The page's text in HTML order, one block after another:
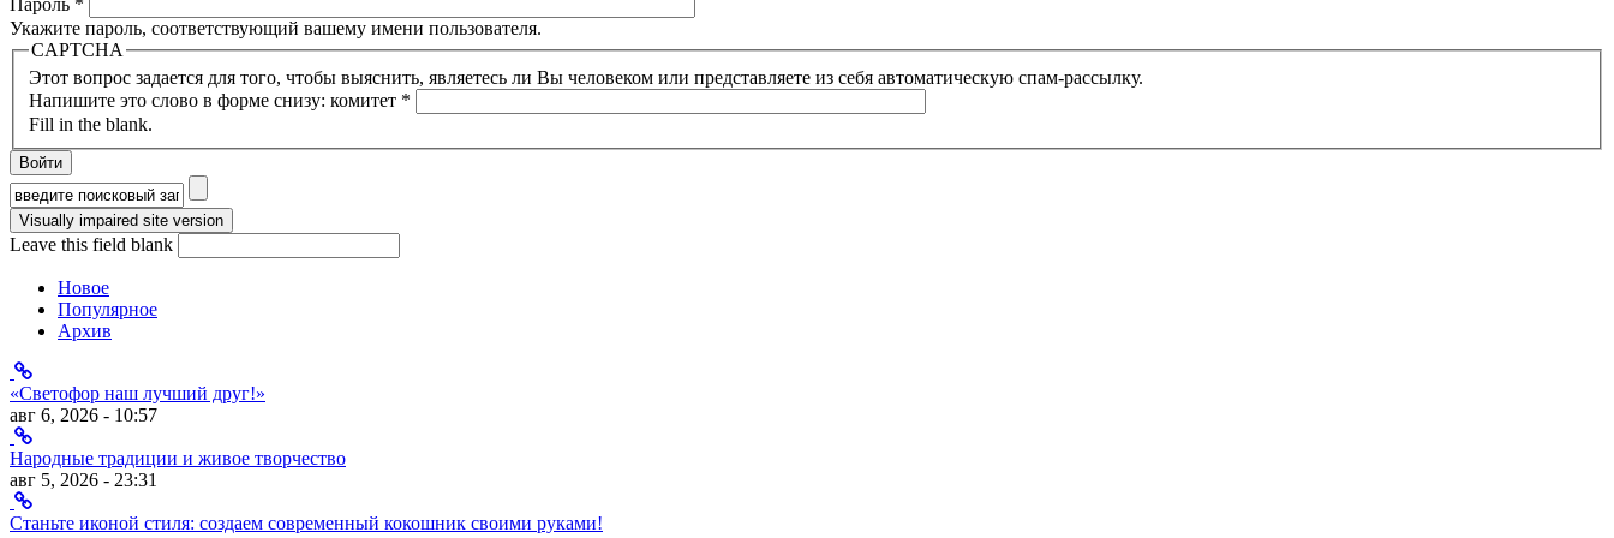
Укажите пароль, соответствующий вашему имени пользователя.
CAPTCHA
Этот вопрос задается для того, чтобы выяснить, являетесь ли Вы человеком или представляете из себя автоматическую спам-рассылку.
Напишите это слово в форме снизу: комитет *
Fill in the blank.
Форма поиска
Leave this field blank
Новое
Популярное
Архив
«Светофор наш лучший друг!»
авг 6, 2026 - 10:57
Народные традиции и живое творчество
авг 5, 2026 - 23:31
Станьте иконой стиля: создаем современный кокошник своими руками!